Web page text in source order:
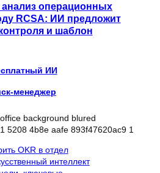
анализ операционных
RCSA: ИИ предложит
и шаблон
ИИ
менеджер